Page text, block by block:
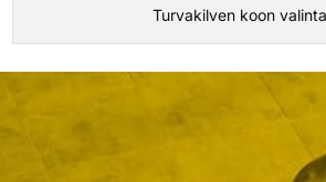
Turvakilven koon valinta